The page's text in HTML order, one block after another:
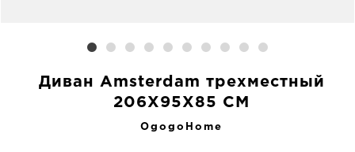
Диван Amsterdam трехместный
206X95X85 CM
OgogoHome